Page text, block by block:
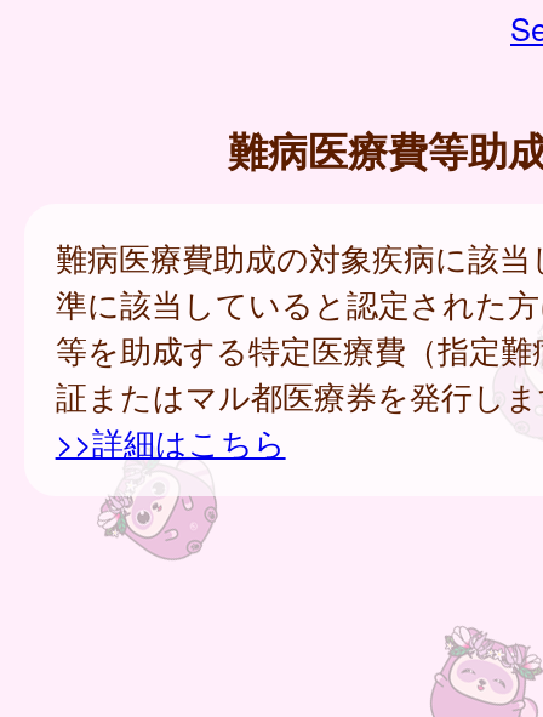
難病医療費等助
難病医療費助成の対象疾病に該当
準に該当していると認定された
等を助成する特定医療費（指定難
証またはマル都医療券を発行し
>>詳細はこちら